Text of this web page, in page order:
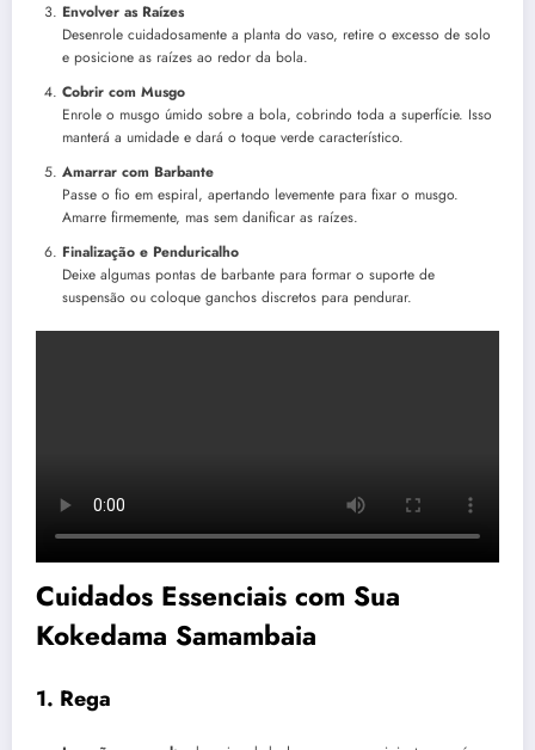
Envolver as Raízes
Desenrole cuidadosamente a planta do vaso, retire o excesso de solo
e posicione as raízes ao redor da bola.
Cobrir com Musgo
Enrole o musgo úmido sobre a bola, cobrindo toda a superfície. Isso
manterá a umidade e dará o toque verde característico.
Amarrar com Barbante
Passe o fio em espiral, apertando levemente para fixar o musgo.
Amarre firmemente, mas sem danificar as raízes.
Finalização e Penduricalho
Deixe algumas pontas de barbante para formar o suporte de
suspensão ou coloque ganchos discretos para pendurar.
Cuidados Essenciais com Sua
Kokedama Samambaia
1. Rega